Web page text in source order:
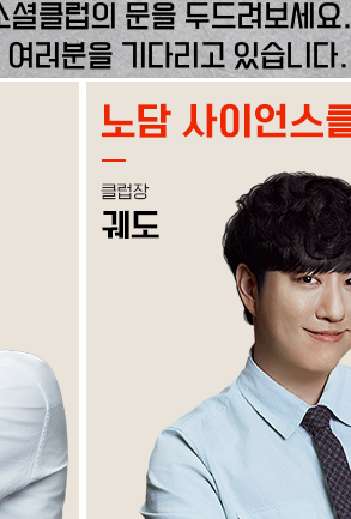
셜클럽의 문을 두드려보세요.
러분을 기다리고 있습니다.